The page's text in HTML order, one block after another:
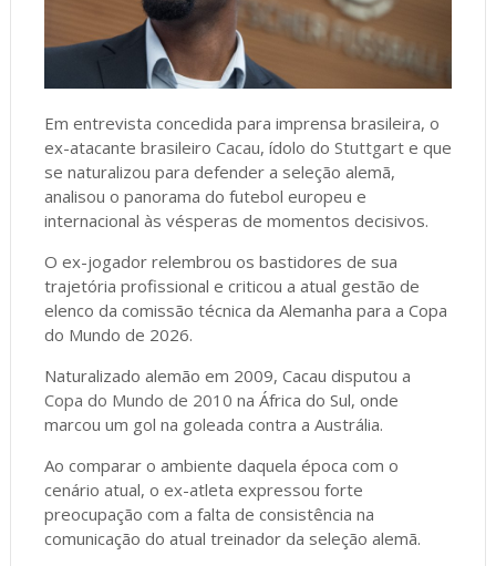
Em entrevista concedida para imprensa brasileira, o
ex-atacante brasileiro Cacau, ídolo do Stuttgarte que
se naturalizou para defender a seleção alemã,
analisou o panorama do futebol europeu e
internacional às vésperas de momentos decisivos.
O ex-jogador relembrou os bastidores de sua
trajetória profissional e criticou a atual gestão de
elenco da comissão técnica da Alemanha para a Copa
do Mundo de 2026.
Naturalizado alemão em 2009, Cacau disputou a
Copa do Mundo de 2010 na África do Sul, onde
marcou um gol na goleada contra a Austrália.
Ao comparar o ambiente daquela época com o
cenário atual, o ex-atleta expressou forte
preocupação com a falta de consistência na
comunicação do atual treinador da seleção alemã.